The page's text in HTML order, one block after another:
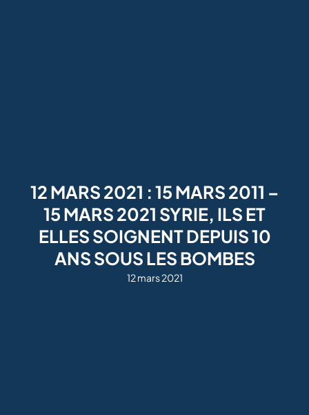
12 MARS 2021 : 15 MARS 2011 –
15 MARS 2021 SYRIE, ILS ET
ELLES SOIGNENT DEPUIS 10
ANS SOUS LES BOMBES
12 mars 2021